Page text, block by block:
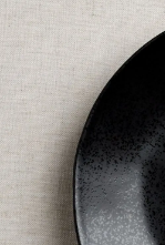
i
o
n
-
o
n